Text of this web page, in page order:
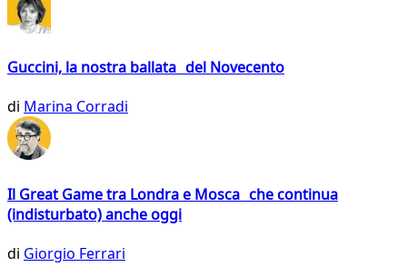
Guccini, la nostra ballata del Novecento
di Marina Corradi
Il Great Game tra Londra e Mosca che continua
(indisturbato) anche oggi
di Giorgio Ferrari